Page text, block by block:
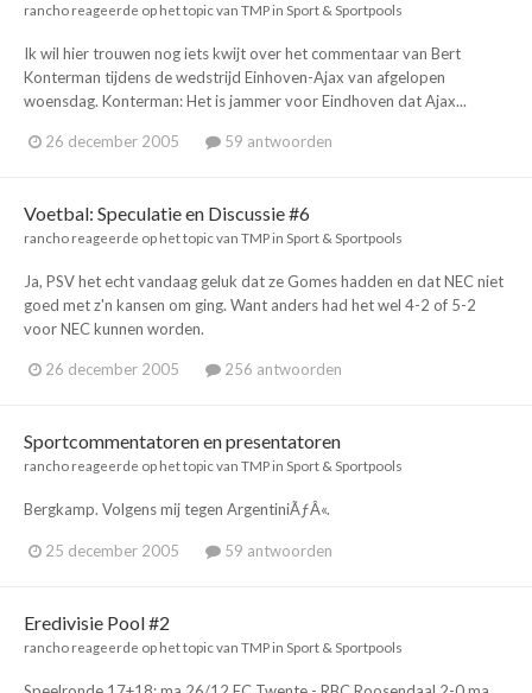
rancho reageerde op het topic van TMP in Sport & Sportpools
Ik wil hier trouwen nog iets kwijt over het commentaar van Bert
Konterman tijdens de wedstrijd Einhoven-Ajax van afgelopen
woensdag. Konterman: Het is jammer voor Eindhoven dat Ajax...
26 december 2005 59 antwoorden
Voetbal: Speculatie en Discussie #6
rancho reageerde op het topic van TMP in Sport & Sportpools
Ja, PSV het echt vandaag geluk dat ze Gomes hadden en dat NEC niet
goed met z'n kansen om ging. Want anders had het wel 4-2 of 5-2
voor NEC kunnen worden.
26 december 2005 256 antwoorden
Sportcommentatoren en presentatoren
rancho reageerde op het topic van TMP in Sport & Sportpools
Bergkamp. Volgens mij tegen ArgentiniÃƒÂ«.
25 december 2005 59 antwoorden
Eredivisie Pool #2
rancho reageerde op het topic van TMP in Sport & Sportpools